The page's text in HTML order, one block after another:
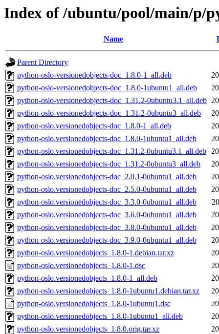
Index of /ubuntu/pool/main/p/
Name
Parent Directory
python-oslo-versionedobjects-doc_1.8.0-1_all.deb
python-oslo-versionedobjects-doc_1.8.0-1ubuntu1_all.deb
python-oslo-versionedobjects-doc_1.31.2-0ubuntu3.1_all.deb
python-oslo-versionedobjects-doc_1.31.2-0ubuntu3_all.deb
python-oslo.versionedobjects-doc_1.8.0-1_all.deb
python-oslo.versionedobjects-doc_1.8.0-1ubuntu1_all.deb
python-oslo.versionedobjects-doc_1.31.2-0ubuntu3.1_all.deb
python-oslo.versionedobjects-doc_1.31.2-0ubuntu3_all.deb
python-oslo.versionedobjects-doc_2.0.1-0ubuntu1_all.deb
python-oslo.versionedobjects-doc_2.5.0-0ubuntu1_all.deb
python-oslo.versionedobjects-doc_3.3.0-0ubuntu1_all.deb
python-oslo.versionedobjects-doc_3.6.0-0ubuntu1_all.deb
python-oslo.versionedobjects-doc_3.8.0-0ubuntu1_all.deb
python-oslo.versionedobjects-doc_3.9.0-0ubuntu1_all.deb
python-oslo.versionedobjects_1.8.0-1.debian.tar.xz
python-oslo.versionedobjects_1.8.0-1.dsc
python-oslo.versionedobjects_1.8.0-1_all.deb
python-oslo.versionedobjects_1.8.0-1ubuntu1.debian.tar.xz
python-oslo.versionedobjects_1.8.0-1ubuntu1.dsc
python-oslo.versionedobjects_1.8.0-1ubuntu1_all.deb
python-oslo.versionedobjects_1.8.0.orig.tar.xz